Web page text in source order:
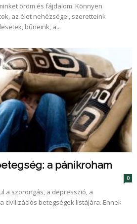
öröm és fájdalom. Könnyen
az élet nehézségei, szeretteink
bűneink, a...
a pánikroham
0
a szorongás, a depresszió, a
civilizációs betegségek listájára. Ennek